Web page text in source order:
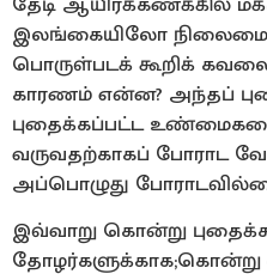
இலங்கையிலோ
பொருள்படக் கூறிக்
காரணம் என்ன? அந்தப்
புதைக்கப்பட்ட
வருவதற்காகப் போராட
அப்பொழுது
இவ்வாறு கொன்று
தோழர்களுக்காக;கொன்று